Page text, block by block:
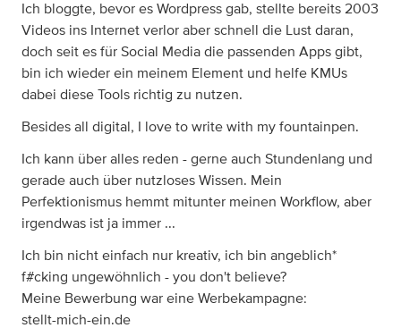
Ich bloggte, bevor es Wordpress gab, stellte bereits 2003
Videos ins Internet verlor aber schnell die Lust daran,
doch seit es für Social Media die passenden Apps gibt,
bin ich wieder ein meinem Element und helfe KMUs
dabei diese Tools richtig zu nutzen.
Besides all digital, I love to write with my fountainpen.
Ich kann über alles reden - gerne auch Stundenlang und
gerade auch über nutzloses Wissen. Mein
Perfektionismus hemmt mitunter meinen Workflow, aber
irgendwas ist ja immer ...
Ich bin nicht einfach nur kreativ, ich bin angeblich*
f#cking ungewöhnlich - you don't believe?
Meine Bewerbung war eine Werbekampagne:
stellt-mich-ein.de